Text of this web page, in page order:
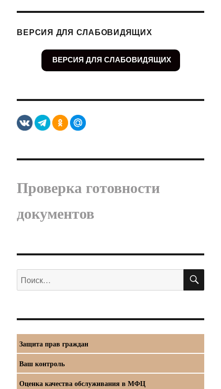
ВЕРСИЯ ДЛЯ СЛАБОВИДЯЩИХ
ВЕРСИЯ ДЛЯ СЛАБОВИДЯЩИХ
Проверка готовности
документов
Искать:
Защита прав граждан
Ваш контроль
Оценка качества обслуживания в МФЦ